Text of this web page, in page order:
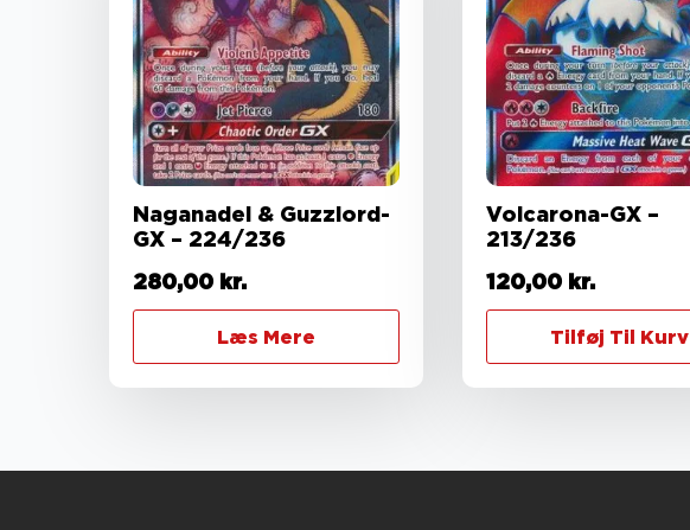
Naganadel & Guzzlord-
GX – 224/236
280,00 kr.
Læs Mere
Volcarona-GX –
213/236
120,00 kr.
Tilføj Til Kurv